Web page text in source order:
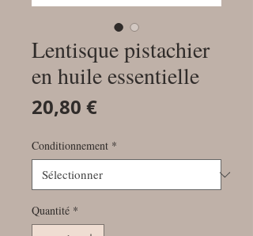
Lentisque pistachier
en huile essentielle
20,80 €Prix
Conditionnement *
Quantité *